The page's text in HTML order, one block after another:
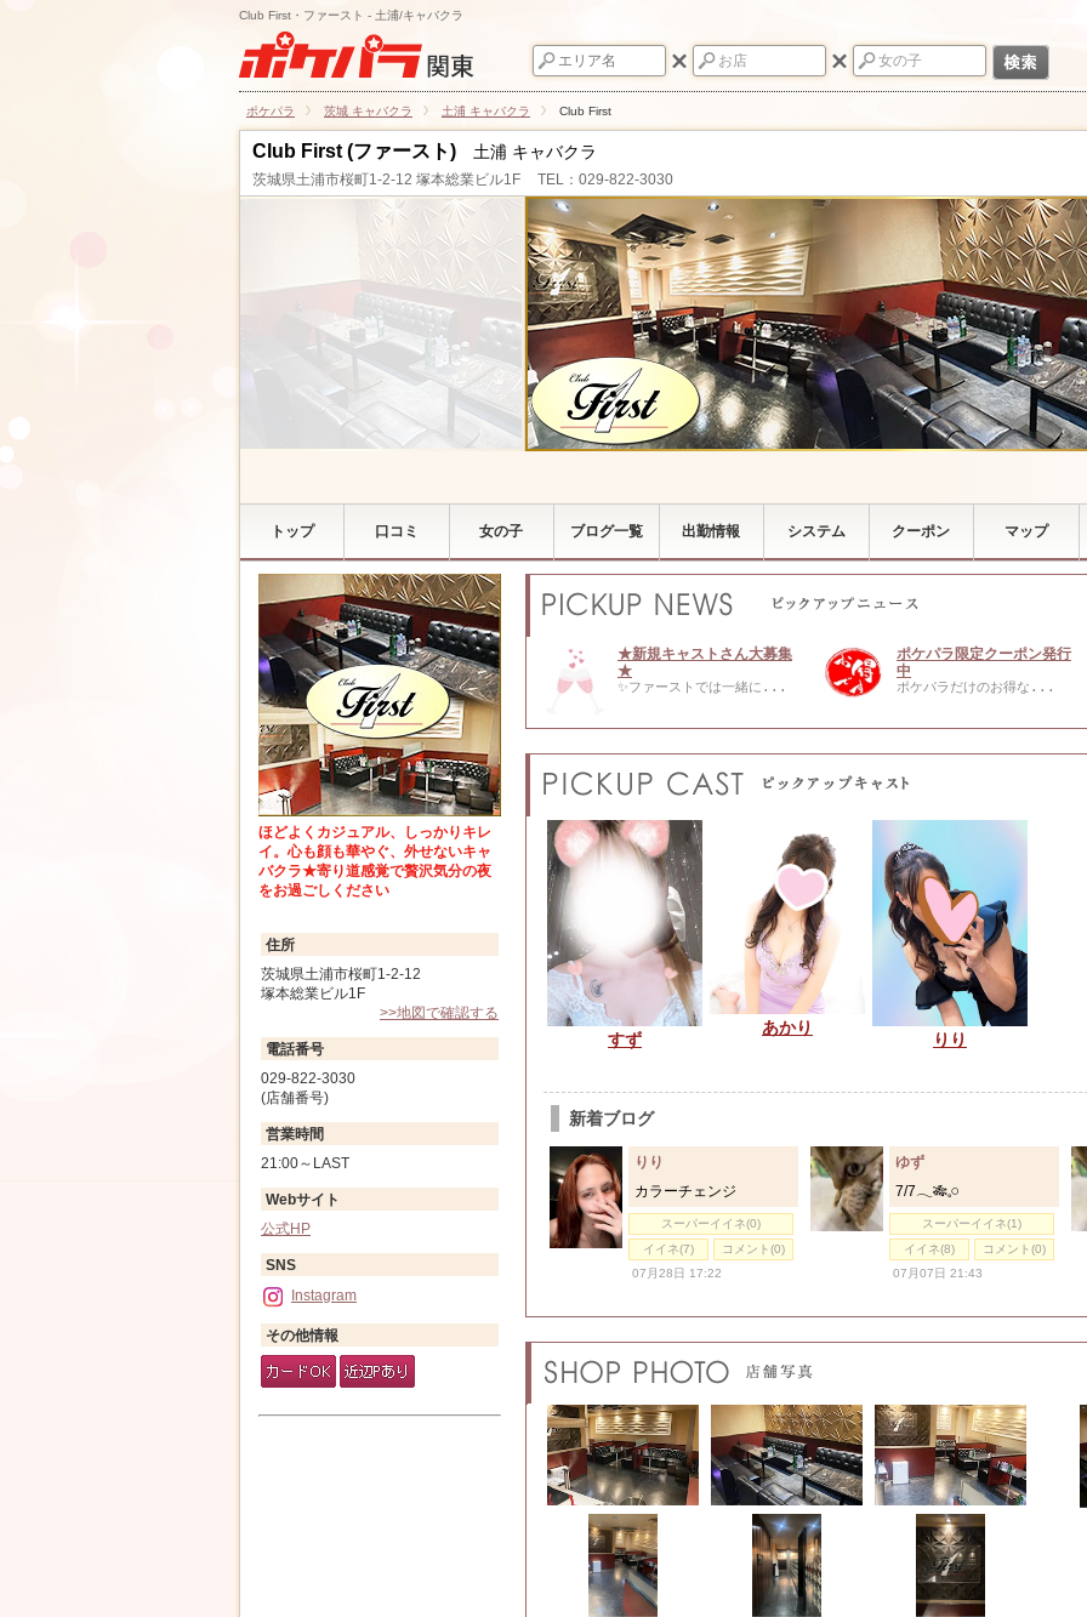
Club First・ファースト - 土浦/キャバクラ
ポケパラ 茨城 キャバクラ 土浦 キャバクラ Club First
Club First (ファースト) 土浦 キャバクラ
茨城県土浦市桜町1-2-12 塚本総業ビル1F TEL：029-822-3030
トップ 口コミ 女の子 ブログ一覧 出勤情報 システム クーポン マップ
★新規キャストさん大募集
★
✨ファーストでは一緒に...
ポケパラ限定クーポン発行
中
ポケパラだけのお得な...
すず
あかり
りり
新着ブログ
りり
カラーチェンジ
スーパーイイネ(0)
イイネ(7)
コメント(0)
07月28日 17:22
ゆず
7/7𓂃🎋𓈒𓏸
スーパーイイネ(1)
イイネ(8)
コメント(0)
07月07日 21:43
ほどよくカジュアル、しっかりキレ
イ。心も顔も華やぐ、外せないキャ
バクラ★寄り道感覚で贅沢気分の夜
をお過ごしください
住所
茨城県土浦市桜町1-2-12
塚本総業ビル1F
>>地図で確認する
電話番号
029-822-3030
(店舗番号)
営業時間
21:00～LAST
Webサイト
公式HP
SNS
Instagram
その他情報